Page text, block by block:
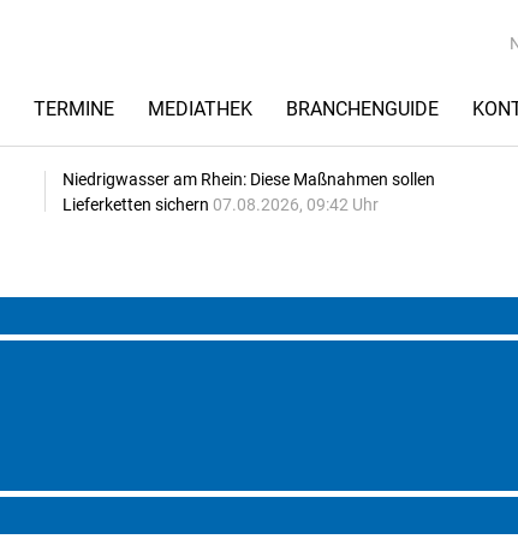
TERMINE MEDIATHEK BRANCHENGUIDE
Niedrigwasser am Rhein: Diese Maßnahmen sollen
Lieferketten sichern 07.08.2026, 09:42 Uhr